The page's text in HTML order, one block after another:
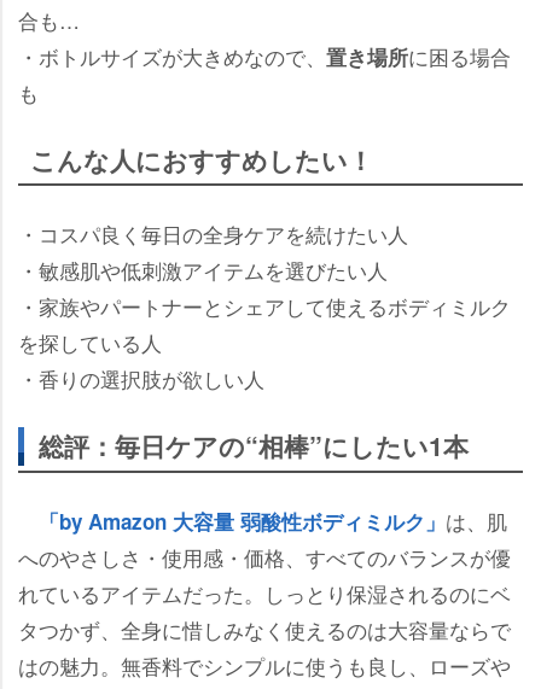
合も…
・ボトルサイズが大きめなので、 置き場所に困る場合
も
こんな人におすすめしたい！
・コスパ良く毎日の全身ケアを続けたい人
・敏感肌や低刺激アイテムを選びたい人
・家族やパートナーとシェアして使えるボディミルク
を探している人
・香りの選択肢が欲しい人
総評：毎日ケアの“相棒”にしたい1本
「by Amazon 大容量 弱酸性ボディミルク」 は、肌
へのやさしさ・使用感・価格、すべてのバランスが優
れているアイテムだった。しっとり保湿されるのにベ
タつかず、全身に惜しみなく使えるのは大容量ならで
はの魅力。無香料でシンプルに使うも良し、ローズ